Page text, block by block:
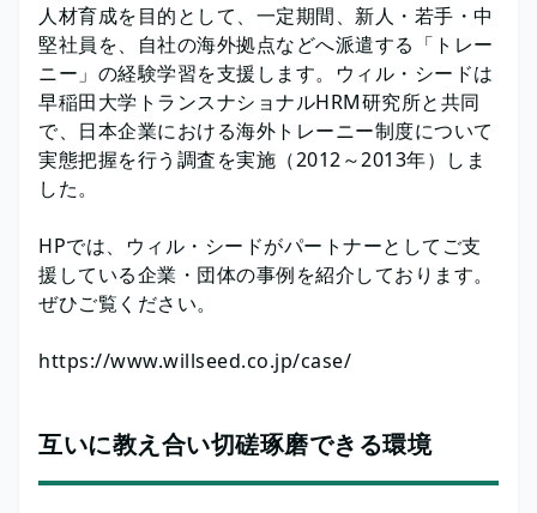
人材育成を目的として、一定期間、新人・若手・中
堅社員を、自社の海外拠点などへ派遣する「トレー
ニー」の経験学習を支援します。ウィル・シードは
早稲田大学トランスナショナルHRM研究所と共同
で、日本企業における海外トレーニー制度について
実態把握を行う調査を実施（2012～2013年）しま
した。
HPでは、ウィル・シードがパートナーとしてご支
援している企業・団体の事例を紹介しております。
ぜひご覧ください。
https://www.willseed.co.jp/case/
互いに教え合い切磋琢磨できる環境